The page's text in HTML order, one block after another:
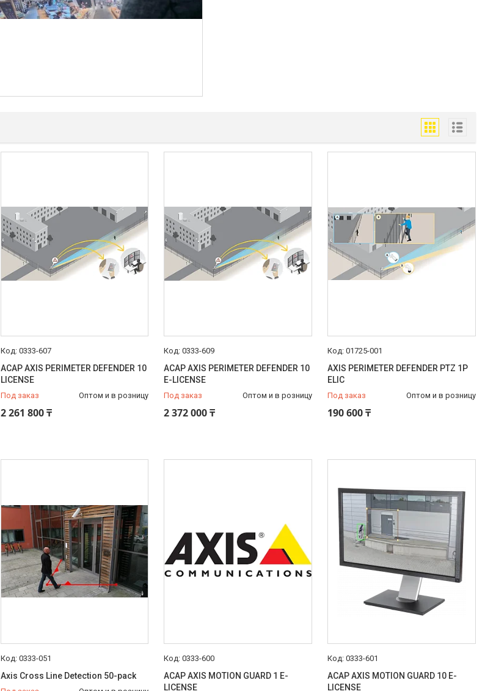
0333-607
ACAP AXIS PERIMETER DEFENDER 10
LICENSE
Под заказ Оптом и в розницу
2 261 800 ₸
0333-609
ACAP AXIS PERIMETER DEFENDER 10
E-LICENSE
Под заказ Оптом и в розницу
2 372 000 ₸
01725-001
AXIS PERIMETER DEFENDER PTZ 1P
ELIC
Под заказ Оптом и в розницу
190 600 ₸
0333-051
Axis Cross Line Detection 50-pack
0333-600
ACAP AXIS MOTION GUARD 1 E-
LICENSE
0333-601
ACAP AXIS MOTION GUARD 10 E-
LICENSE